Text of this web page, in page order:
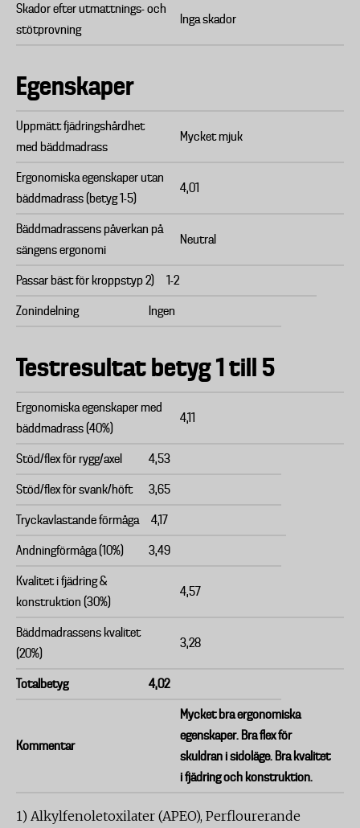
Skador efter utmattnings- och
stötprovning
Inga skador
Egenskaper
Uppmätt fjädringshårdhet
med bäddmadrass
Mycket mjuk
Ergonomiska egenskaper utan
bäddmadrass (betyg 1-5)
4,01
Bäddmadrassens påverkan på
sängens ergonomi
Neutral
Passar bäst för kroppstyp 2) 1-2
Zonindelning Ingen
Testresultat betyg 1 till 5
Ergonomiska egenskaper med
bäddmadrass (40%)
4,11
Stöd/flex för rygg/axel 4,53
Stöd/flex för svank/höft 3,65
Tryckavlastande förmåga 4,17
Andningförmåga (10%) 3,49
Kvalitet i fjädring &
konstruktion (30%)
4,57
Bäddmadrassens kvalitet
(20%)
3,28
Totalbetyg 4,02
Kommentar
Mycket bra ergonomiska
egenskaper. Bra flex för
skuldran i sidoläge. Bra kvalitet
i fjädring och konstruktion.
1) Alkylfenoletoxilater (APEO), Perflourerande